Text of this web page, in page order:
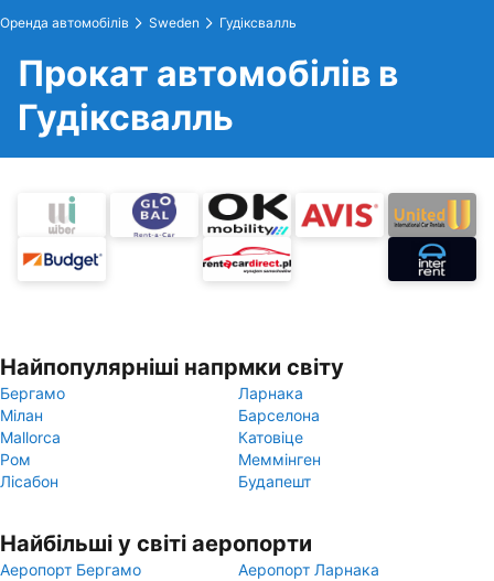
Оренда автомобілів Sweden Гудіксвалль
Прокат автомобілів в
Гудіксвалль
Найпопулярніші напрмки світу
Бергамо
Ларнака
Мілан
Барселона
Mallorca
Катовіце
Ром
Меммінген
Лісабон
Будапешт
Найбільші у світі аеропорти
Аеропорт Бергамо
Аеропорт Ларнака